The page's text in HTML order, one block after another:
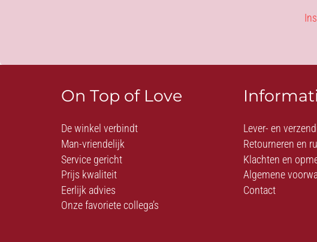
On Top of Love
De winkel verbindt
Man-vriendelijk
Service gericht
Prijs kwaliteit
Eerlijk advies
Onze favoriete collega’s
Lever- en
Retourneren en
Klachten en
Algemene
Contact